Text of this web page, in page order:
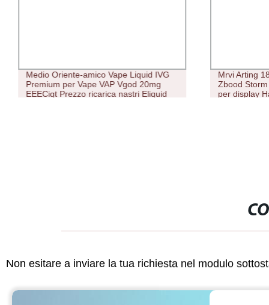
Medio Oriente-amico Vape Liquid IVG
Premium per Vape VAP Vgod 20mg
EEECigt Prezzo ricarica nastri Eliquid
Mrvi Arting
Zbood
per display
Non esitare a inviare la tua richiesta nel modulo